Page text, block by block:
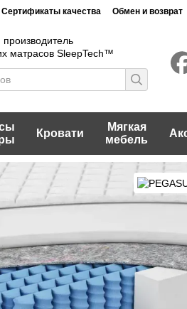
Сертификаты качества Обмен и возврат
матрасов SleepTech™
Кровати
Мягкая
мебель